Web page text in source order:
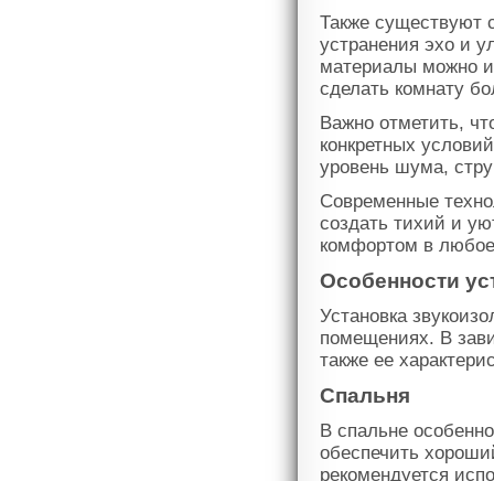
Также существуют
устранения эхо и
материалы можно
сделать комнату
Важно отметить,
конкретных
уровень шума,
Современные
создать тихий и
комфортом в
Особенности
Установка
помещениях. В
также ее
Спальня
В спальне
обеспечить
рекомендуется